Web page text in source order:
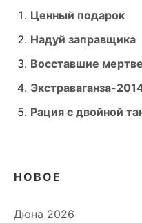
Ценный подарок
Надуй заправщика
Восставшие
Экстраваганза-
Рация с двойной
НОВОЕ
Дюна 2026